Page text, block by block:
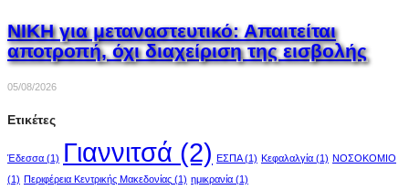
ΝΙΚΗ για μεταναστευτικό: Απαιτείται
αποτροπή, όχι διαχείριση της εισβολής
05/08/2026
Ετικέτες
Έδεσσα (1) Γιαννιτσά (2) ΕΣΠΑ(1) Κεφαλαλγία (1) ΝΟΣΟΚΟΜΙΟ
(1) Περιφέρεια Κεντρικής Μακεδονίας (1) ημικρανία (1)